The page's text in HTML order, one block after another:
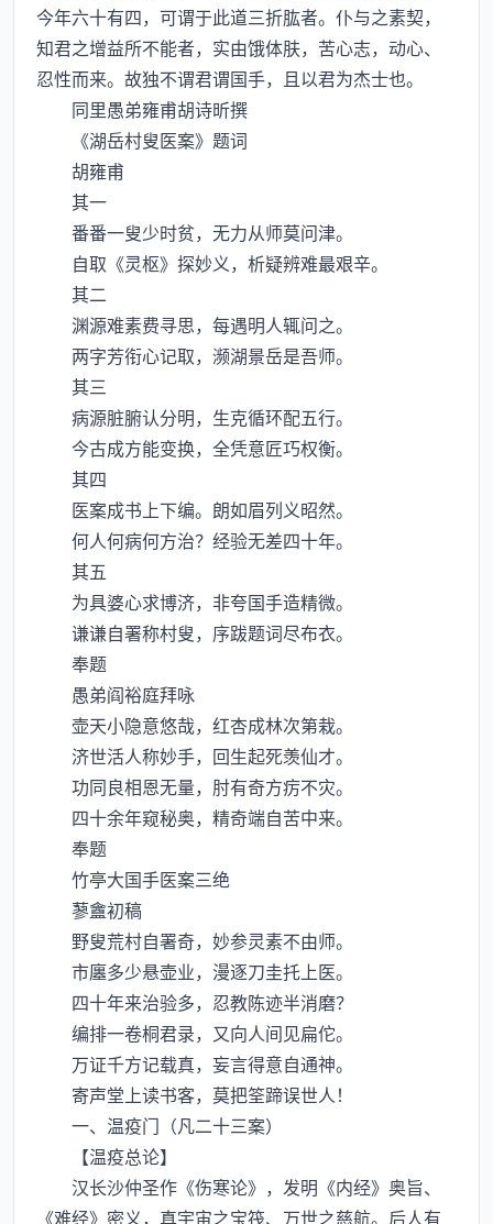
今年六十有四，可谓于此道三折肱者。仆与之素契，
知君之增益所不能者，实由饿体肤，苦心志，动心、
忍性而来。故独不谓君谓国手，且以君为杰士也。
同里愚弟雍甫胡诗昕撰
《湖岳村叟医案》题词
胡雍甫
其一
番番一叟少时贫，无力从师莫问津。
自取《灵枢》探妙义，析疑辨难最艰辛。
其二
渊源难素费寻思，每遇明人辄问之。
两字芳衔心记取，濒湖景岳是吾师。
其三
病源脏腑认分明，生克循环配五行。
今古成方能变换，全凭意匠巧权衡。
其四
医案成书上下编。朗如眉列义昭然。
何人何病何方治？经验无差四十年。
其五
为具婆心求博济，非夸国手造精微。
谦谦自署称村叟，序跋题词尽布衣。
奉题
愚弟阎裕庭拜咏
壶天小隐意悠哉，红杏成林次第栽。
济世活人称妙手，回生起死羡仙才。
功同良相恩无量，肘有奇方疠不灾。
四十余年窥秘奥，精奇端自苦中来。
奉题
竹亭大国手医案三绝
蓼盦初稿
野叟荒村自署奇，妙参灵素不由师。
市廛多少悬壶业，漫逐刀圭托上医。
四十年来治验多，忍教陈迹半消磨？
编排一卷桐君录，又向人间见扁佗。
万证千方记载真，妄言得意自通神。
寄声堂上读书客，莫把筌蹄误世人！
一、温疫门（凡二十三案）
【温疫总论】
汉长沙仲圣作《伤寒论》，发明《内经》奥旨、
《难经》密义，真宇宙之宝筏、万世之慈航。后人有